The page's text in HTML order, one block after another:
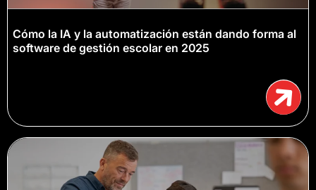
Cómo la IA y la automatización están dando forma al
software de gestión escolar en 2025